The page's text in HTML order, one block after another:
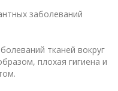
заболеваний
тканей вокруг
плохая гигиена и